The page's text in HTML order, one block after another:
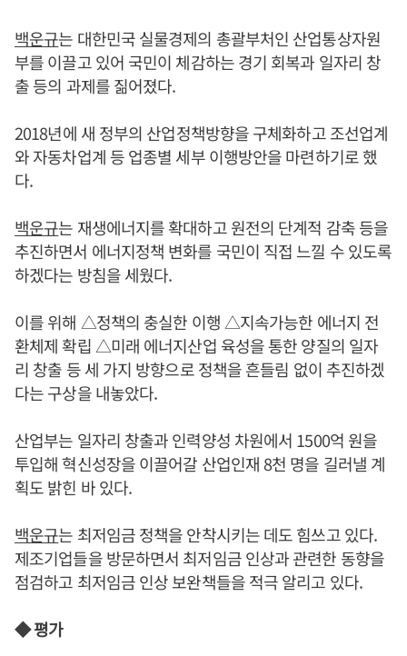
백운규는 대한민국 실물경제의 총괄부처인 산업통상자원
부를 이끌고 있어 국민이 체감하는 경기 회복과 일자리 창
출 등의 과제를 짊어졌다.
2018년에 새 정부의 산업정책방향을 구체화하고 조선업계
와 자동차업계 등 업종별 세부 이행방안을 마련하기로 했
다.
백운규는 재생에너지를 확대하고 원전의 단계적 감축 등을
추진하면서 에너지정책 변화를 국민이 직접 느낄 수 있도록
하겠다는 방침을 세웠다.
이를 위해 △정책의 충실한 이행 △지속가능한 에너지 전
환체제 확립 △미래 에너지산업 육성을 통한 양질의 일자
리 창출 등 세 가지 방향으로 정책을 흔들림 없이 추진하겠
다는 구상을 내놓았다.
산업부는 일자리 창출과 인력양성 차원에서 1500억 원을
투입해 혁신성장을 이끌어갈 산업인재 8천 명을 길러낼 계
획도 밝힌 바 있다.
백운규는 최저임금 정책을 안착시키는 데도 힘쓰고 있다.
제조기업들을 방문하면서 최저임금 인상과 관련한 동향을
점검하고 최저임금 인상 보완책들을 적극 알리고 있다.
◆ 평가